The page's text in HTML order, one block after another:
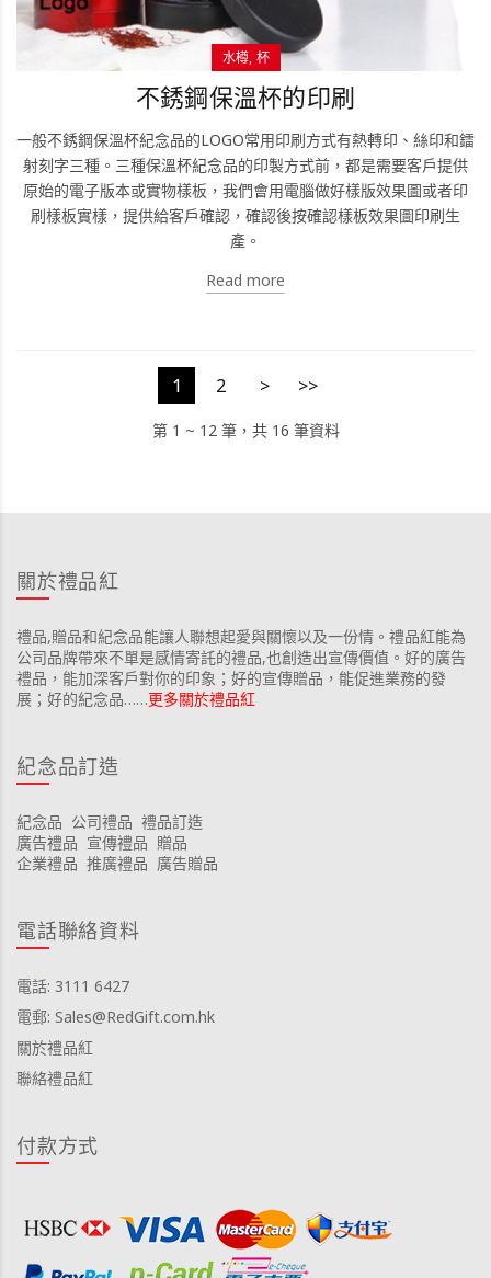
水樽 杯
不銹鋼保溫杯的印刷
一般不銹鋼保溫杯紀念品的LOGO常用印刷方式有熱轉印、絲印和鐳
射刻字三種。三種保溫杯紀念品的印製方式前，都是需要客戶提供
原始的電子版本或實物樣板，我們會用電腦做好樣版效果圖或者印
刷樣板實樣，提供給客戶確認，確認後按確認樣板效果圖印刷生
產。
Read more
1 2 > >>
第 1 ~ 12 筆，共 16 筆資料
關於禮品紅
禮品,贈品和紀念品能讓人聯想起愛與關懷以及一份情。禮品紅能為
公司品牌帶來不單是感情寄託的禮品,也創造出宣傳價值。好的廣告
禮品，能加深客戶對你的印象；好的宣傳贈品，能促進業務的發
展；好的紀念品……更多關於禮品紅
紀念品訂造
紀念品 公司禮品 禮品訂造
廣告禮品 宣傳禮品 贈品
企業禮品 推廣禮品 廣告贈品
電話聯絡資料
電話: 3111 6427
電郵: Sales@RedGift.com.hk
關於禮品紅
聯絡禮品紅
付款方式